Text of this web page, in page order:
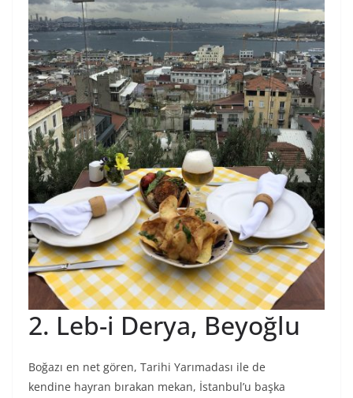
2. Leb-i Derya, Beyoğlu
Boğazı en net gören, Tarihi Yarımadası ile de
kendine hayran bırakan mekan, İstanbul’u başka